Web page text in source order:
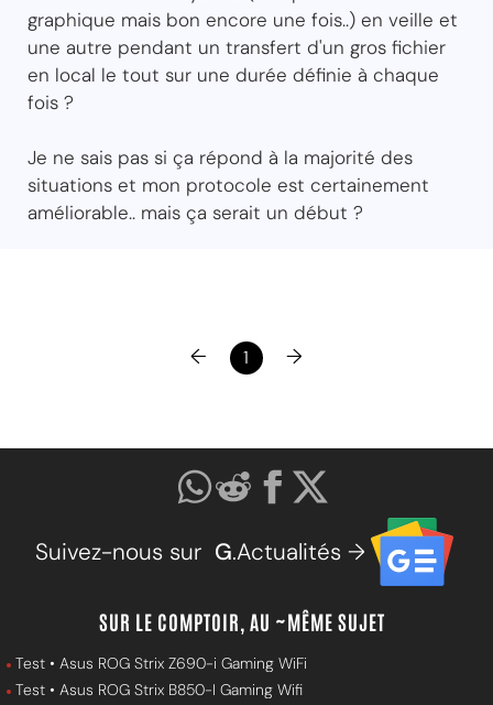
graphique mais bon encore une fois..) en veille et
une autre pendant un transfert d'un gros fichier
en local le tout sur une durée définie à chaque
fois ?
Je ne sais pas si ça répond à la majorité des
situations et mon protocole est certainement
améliorable.. mais ça serait un début ?
← 1 →
Suivez-nous sur G.Actualités →
SUR LE COMPTOIR, AU ~MÊME SUJET
Test • Asus ROG Strix Z690-i Gaming WiFi
Test • Asus ROG Strix B850-I Gaming Wifi